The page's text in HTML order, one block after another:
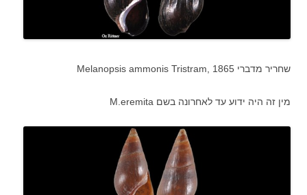
Melanopsis ammonis Tristram, 1865 שחריר מדברי
מין זה היה ידוע עד לאחרונה בשם M.eremita